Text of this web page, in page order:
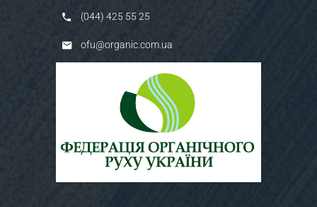
(044) 425 55 25
ofu@organic.com.ua